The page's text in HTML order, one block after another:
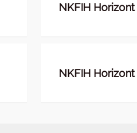
NKFIH
NKFIH